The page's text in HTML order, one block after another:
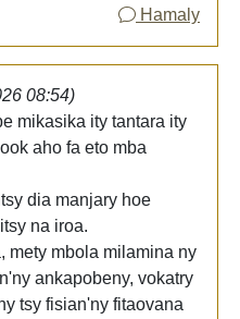
Hamaly
08:54)
mikasika ity tantara ity
aho fa eto mba
dia manjary hoe
na iroa.
mety mbola milamina ny
ankapobeny, vokatry
tsy fisian'ny fitaovana